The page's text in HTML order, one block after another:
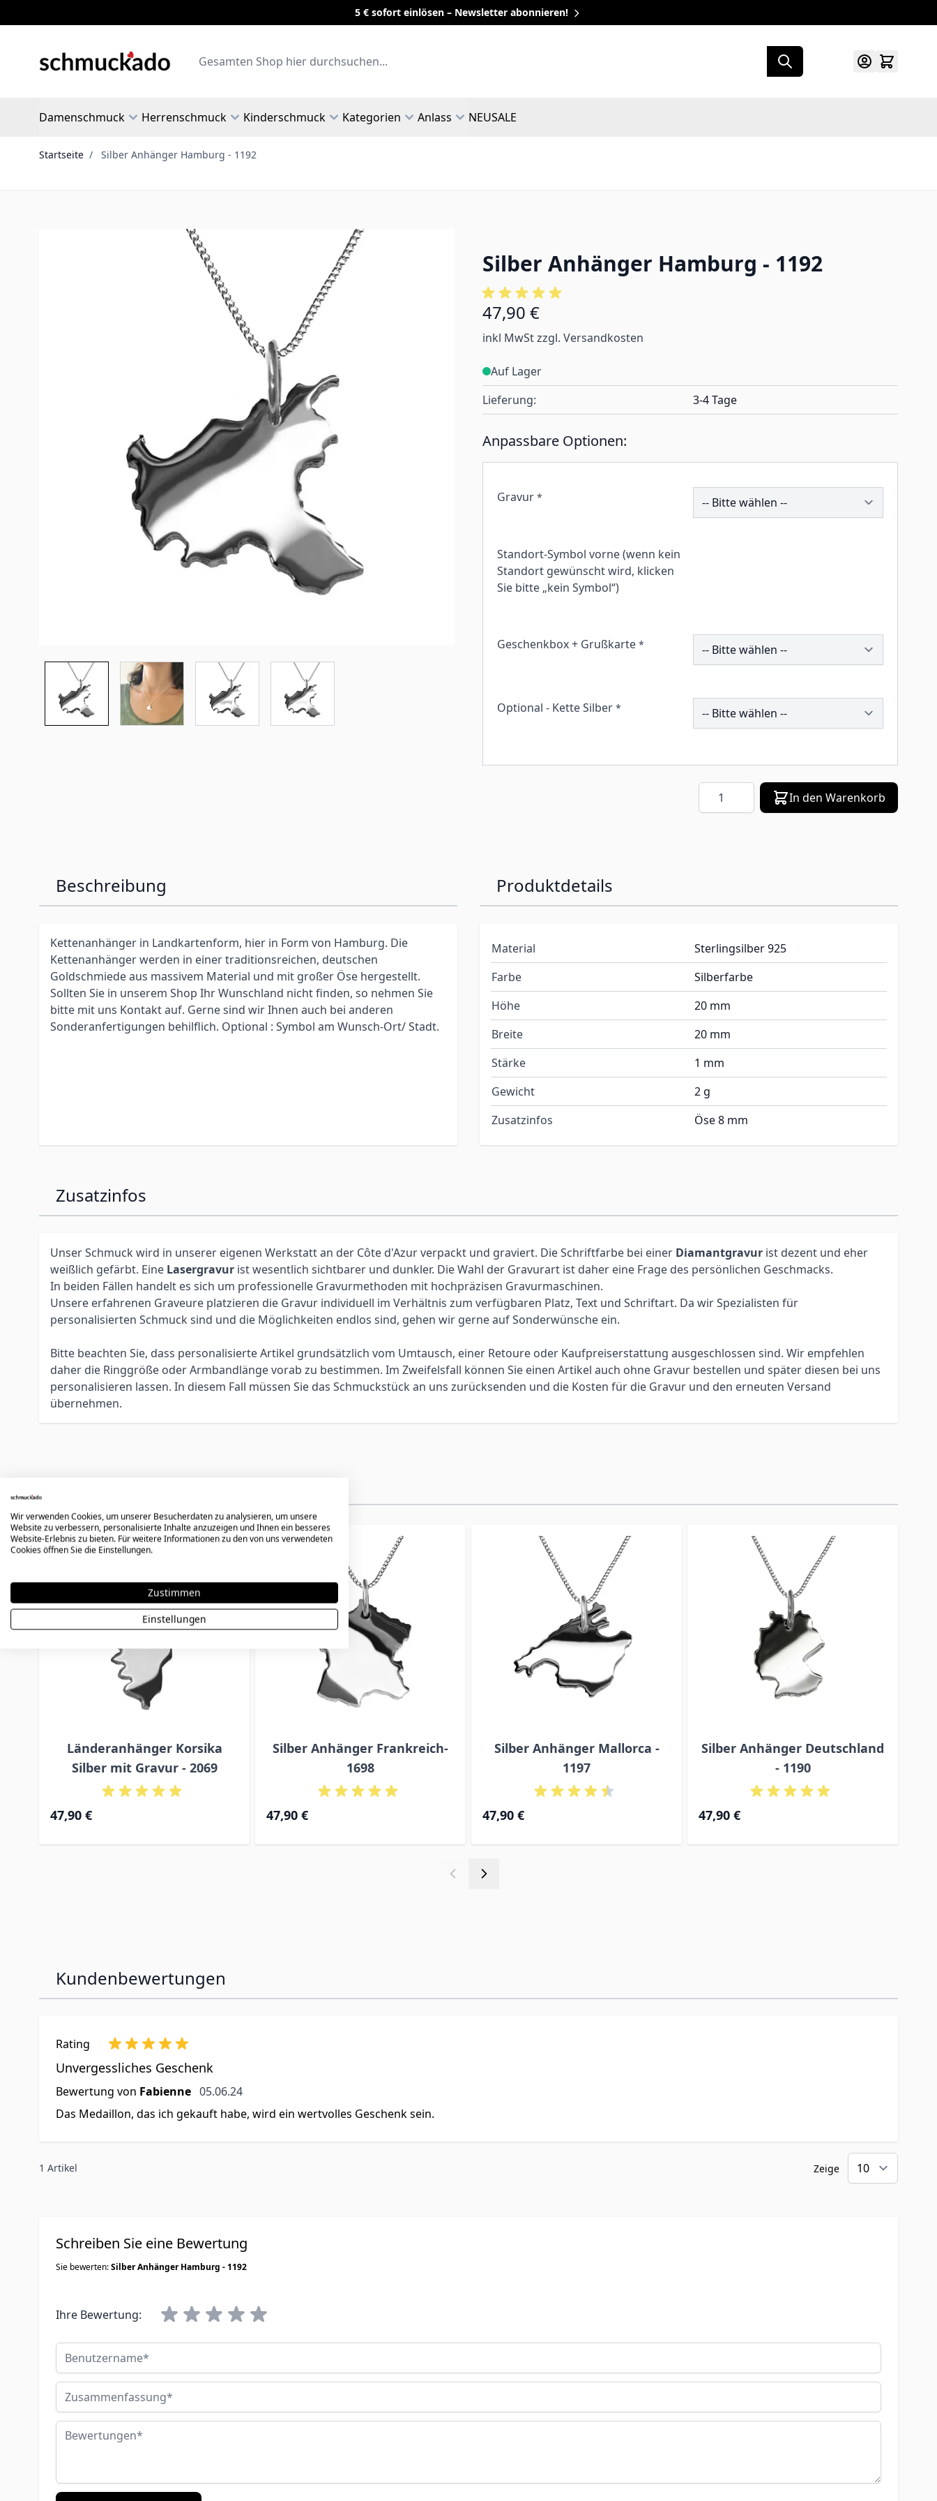
5 € sofort einlösen – Newsletter abonnieren!
Search
Damenschmuck Herrenschmuck Kinderschmuck Kategorien Anlass NEUSALE
Startseite / Silber Anhänger Hamburg - 1192
Silber Anhänger Hamburg - 1192
47,90 €
inkl MwSt zzgl. Versandkosten
Auf Lager
Lieferung:
3-4 Tage
Anpassbare Optionen:
Gravur * 242795
Standort-Symbol vorne (wenn kein
Standort gewünscht wird, klicken
Sie bitte „kein Symbol“)
Geschenkbox + Grußkarte * 258676
Optional - Kette Silber * 196320
Menge In den Warenkorb
Beschreibung
Kettenanhänger in Landkartenform, hier in Form von Hamburg. Die
Kettenanhänger werden in einer traditionsreichen, deutschen
Goldschmiede aus massivem Material und mit großer Öse hergestellt.
Sollten Sie in unserem Shop Ihr Wunschland nicht finden, so nehmen Sie
bitte mit uns Kontakt auf. Gerne sind wir Ihnen auch bei anderen
Sonderanfertigungen behilflich. Optional : Symbol am Wunsch-Ort/ Stadt.
Produktdetails
Material
Sterlingsilber 925
Farbe
Silberfarbe
Höhe
20 mm
Breite
20 mm
Stärke
1 mm
Gewicht
2 g
Zusatzinfos
Öse 8 mm
Zusatzinfos
Unser Schmuck wird in unserer eigenen Werkstatt an der Côte d'Azur verpackt und graviert. Die Schriftfarbe bei einer Diamantgravur ist dezent und eher
weißlich gefärbt. Eine Lasergravur ist wesentlich sichtbarer und dunkler. Die Wahl der Gravurart ist daher eine Frage des persönlichen Geschmacks.
In beiden Fällen handelt es sich um professionelle Gravurmethoden mit hochpräzisen Gravurmaschinen.
Unsere erfahrenen Graveure platzieren die Gravur individuell im Verhältnis zum verfügbaren Platz, Text und Schriftart. Da wir Spezialisten für
personalisierten Schmuck sind und die Möglichkeiten endlos sind, gehen wir gerne auf Sonderwünsche ein.
Bitte beachten Sie, dass personalisierte Artikel grundsätzlich vom Umtausch, einer Retoure oder Kaufpreiserstattung ausgeschlossen sind. Wir empfehlen
daher die Ringgröße oder Armbandlänge vorab zu bestimmen. Im Zweifelsfall können Sie einen Artikel auch ohne Gravur bestellen und später diesen bei uns
personalisieren lassen. In diesem Fall müssen Sie das Schmuckstück an uns zurücksenden und die Kosten für die Gravur und den erneuten Versand
übernehmen.
Press to skip carousel
Länderanhänger Korsika
Silber mit Gravur - 2069
47,90 €
Silber Anhänger Frankreich-
1698
47,90 €
Silber Anhänger Mallorca -
1197
47,90 €
Silber Anhänger Deutschland
- 1190
47,90 €
Kundenbewertungen
Rating
Unvergessliches Geschenk
Bewertung von Fabienne 5. Juni 2024
05.06.24
Das Medaillon, das ich gekauft habe, wird ein wertvolles Geschenk sein.
1 Artikel Zeige
Schreiben Sie eine Bewertung
Sie bewerten:Silber Anhänger Hamburg - 1192
Ihre Bewertung:
Benutzername
Zusammenfassung
Bewertungen
Wir verwenden Cookies, um unserer Besucherdaten zu analysieren, um unsere
Website zu verbessern, personalisierte Inhalte anzuzeigen und Ihnen ein besseres
Website-Erlebnis zu bieten. Für weitere Informationen zu den von uns verwendeten
Cookies öffnen Sie die Einstellungen.
Zustimmen
Einstellungen